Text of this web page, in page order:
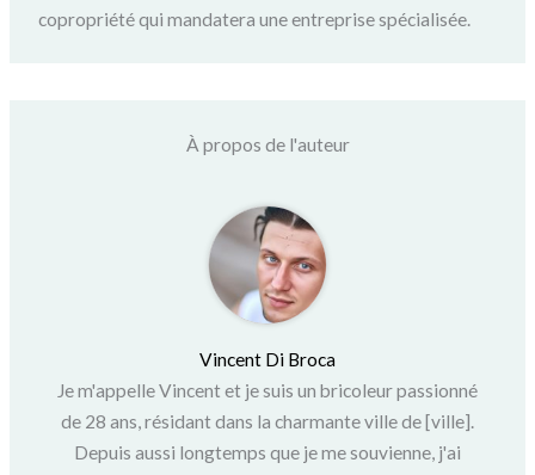
copropriété qui mandatera une entreprise spécialisée.
À propos de l'auteur
Vincent Di Broca
Je m'appelle Vincent et je suis un bricoleur passionné
de 28 ans, résidant dans la charmante ville de [ville].
Depuis aussi longtemps que je me souvienne, j'ai